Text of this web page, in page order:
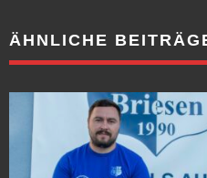
ÄHNLICHE